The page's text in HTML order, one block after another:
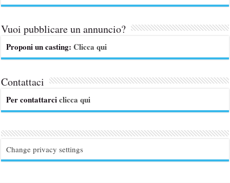
Vuoi pubblicare un annuncio?
Proponi un casting:Clicca qui
Contattaci
Per contattarciclicca qui
Change privacy settings